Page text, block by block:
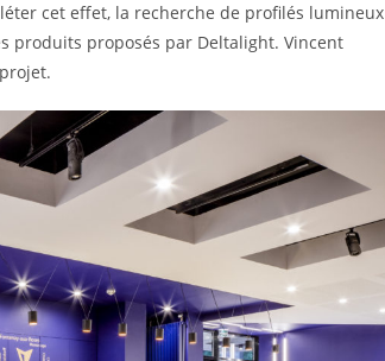
cet effet, la recherche de profilés lumineux
produits proposés par Deltalight. Vincent